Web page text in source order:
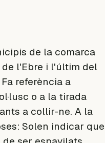
de la comarca
l'Ebre i l'últim del
referència a
o a la tirada
a collir-ne. A la
Solen indicar que